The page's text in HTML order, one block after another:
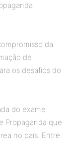
da
de
os desafios do
do exame
Propaganda que
no país. Entre